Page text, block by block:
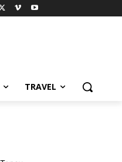
TRAVEL